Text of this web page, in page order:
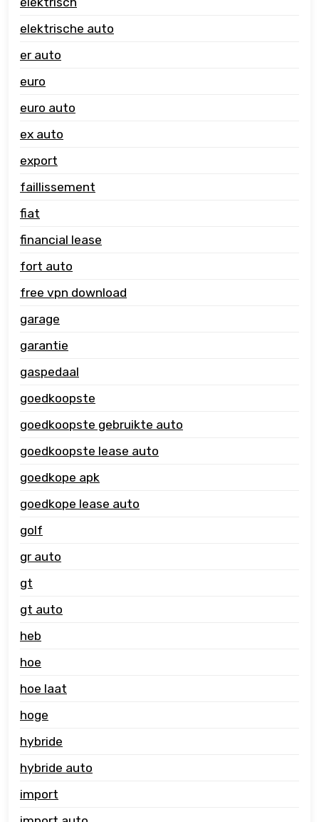
elektrische auto
er auto
euro
euro auto
ex auto
export
faillissement
fiat
financial lease
fort auto
free vpn download
garage
garantie
gaspedaal
goedkoopste
goedkoopste gebruikte auto
goedkoopste lease auto
goedkope apk
goedkope lease auto
golf
gr auto
gt
gt auto
heb
hoe
hoe laat
hoge
hybride
hybride auto
import